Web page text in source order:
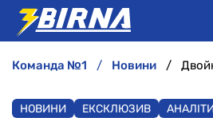
команда №1 новини
НОВИНИ ЕКСКЛЮЗИВ